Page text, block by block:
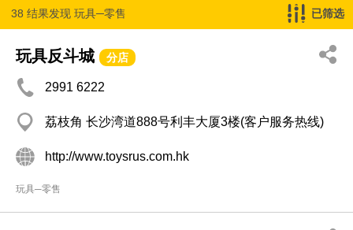
38 结果发现 玩具─零售 已筛选
玩具反斗城 分店
2991 6222
荔枝角 长沙湾道888号利丰大厦3楼(客户服务热线)
http://www.toysrus.com.hk
玩具─零售